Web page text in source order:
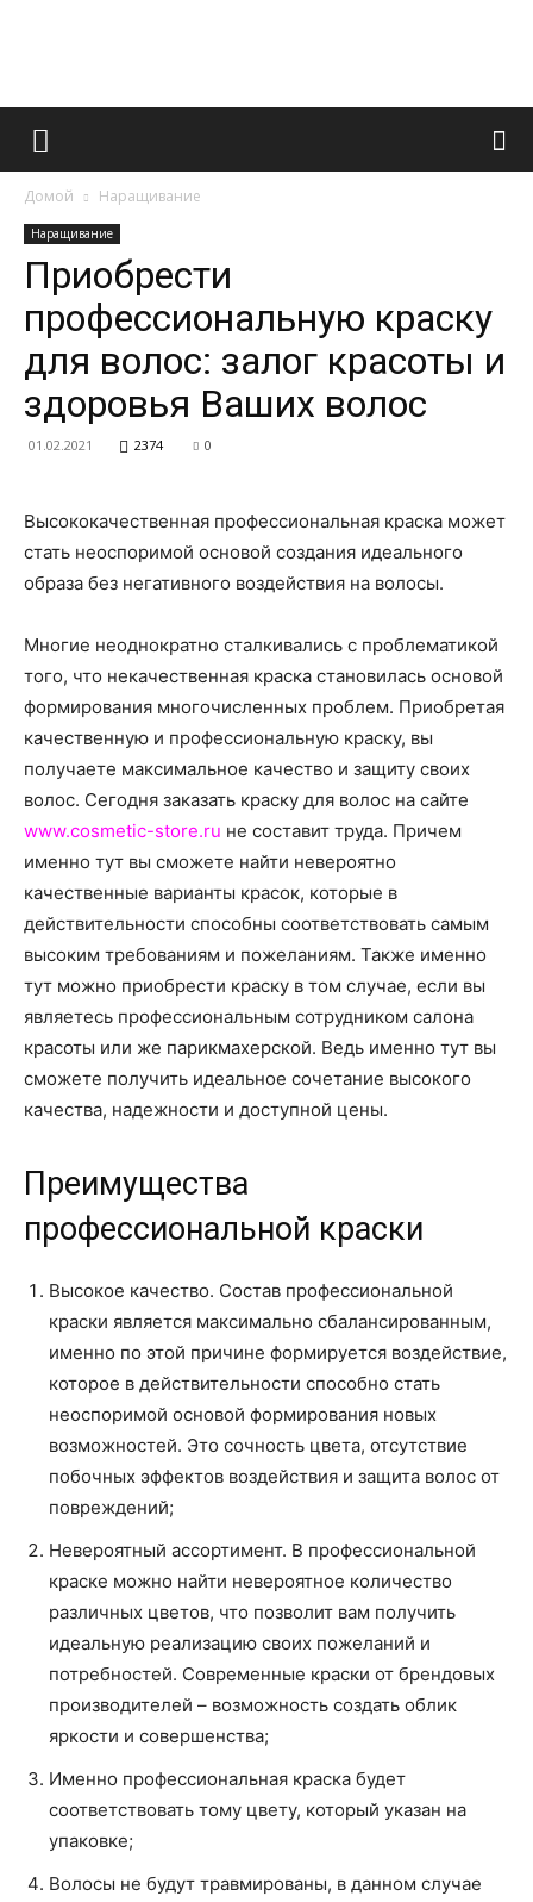
Французский
и
о
нем
Домой Наращивание
Наращивание
Приобрести
профессиональную краску
для волос: залог красоты и
здоровья Ваших волос
01.02.2021 2374 0
Высококачественная профессиональная краска может
стать неоспоримой основой создания идеального
образа без негативного воздействия на волосы.
Многие неоднократно сталкивались с проблематикой
того, что некачественная краска становилась основой
формирования многочисленных проблем. Приобретая
качественную и профессиональную краску, вы
получаете максимальное качество и защиту своих
волос. Сегодня заказать краску для волос на сайте
www.cosmetic-store.ru не составит труда. Причем
именно тут вы сможете найти невероятно
качественные варианты красок, которые в
действительности способны соответствовать самым
высоким требованиям и пожеланиям. Также именно
тут можно приобрести краску в том случае, если вы
являетесь профессиональным сотрудником салона
красоты или же парикмахерской. Ведь именно тут вы
сможете получить идеальное сочетание высокого
качества, надежности и доступной цены.
Преимущества
профессиональной краски
Высокое качество. Состав профессиональной
краски является максимально сбалансированным,
именно по этой причине формируется воздействие,
которое в действительности способно стать
неоспоримой основой формирования новых
возможностей. Это сочность цвета, отсутствие
побочных эффектов воздействия и защита волос от
повреждений;
Невероятный ассортимент. В профессиональной
краске можно найти невероятное количество
различных цветов, что позволит вам получить
идеальную реализацию своих пожеланий и
потребностей. Современные краски от брендовых
производителей – возможность создать облик
яркости и совершенства;
Именно профессиональная краска будет
соответствовать тому цвету, который указан на
упаковке;
Волосы не будут травмированы, в данном случае